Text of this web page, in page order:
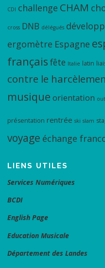
CDI challenge CHAM
cross DNB délégués
ergomètre Espagne
français fête Italie latin
contre le
musique orientation
présentation rentrée ski slam
voyage échange
LIENS UTILES
Services Numériques
BCDI
English Page
Education Musicale
Département des Landes